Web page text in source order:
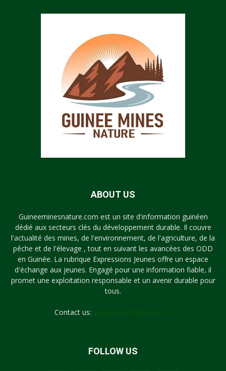
ABOUT US
Guineeminesnature.com est un site d'information guinéen
dédié aux secteurs clés du développement durable. Il couvre
l'actualité des mines, de l'environnement, de l'agriculture, de la
pêche et de l'élevage , tout en suivant les avancées des ODD
en Guinée. La rubrique Expressions Jeunes offre un espace
d'échange aux jeunes. Engagé pour une information fiable, il
promet une exploitation responsable et un avenir durable pour
tous.
Contact us:
FOLLOW US